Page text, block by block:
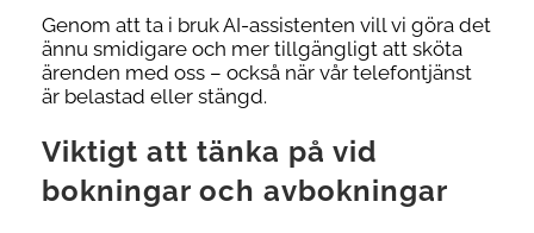
Genom att ta i bruk AI-assistenten vill vi göra det
ännu smidigare och mer tillgängligt att sköta
ärenden med oss – också när vår telefontjänst
är belastad eller stängd.
Viktigt att tänka på vid
bokningar och avbokningar